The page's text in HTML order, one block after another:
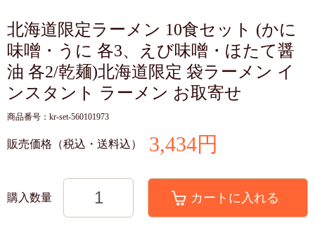
北海道限定ラーメン 10食セット (かに
味噌・うに 各3、えび味噌・ほたて醤
油 各2/乾麺)北海道限定 袋ラーメン イ
ンスタント ラーメン お取寄せ
商品番号：kr-set-560101973
販売価格 （税込・送料込） 3,434円
購入数量